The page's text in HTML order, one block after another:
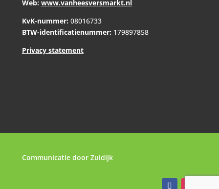
Web: www.vanheesversmarkt.nl
KvK-nummer: 08016733
BTW-identificatienummer: 179897858
Privacy statement
Communicatie door Zuidijk